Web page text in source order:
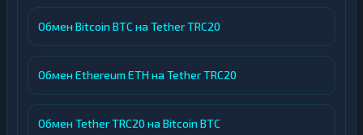
Обмен Bitcoin BTC на Tether TRC20
Обмен Ethereum ETH на Tether TRC20
Обмен Tether TRC20 на Bitcoin BTC